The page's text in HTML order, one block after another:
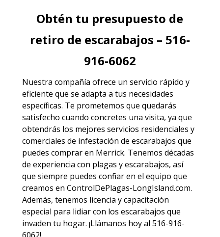
Obtén tu presupuesto de
retiro de escarabajos – 516-
916-6062
Nuestra compañía ofrece un servicio rápido y
eficiente que se adapta a tus necesidades
específicas. Te prometemos que quedarás
satisfecho cuando concretes una visita, ya que
obtendrás los mejores servicios residenciales y
comerciales de infestación de escarabajos que
puedes comprar en Merrick. Tenemos décadas
de experiencia con plagas y escarabajos, así
que siempre puedes confiar en el equipo que
creamos en ControlDePlagas-LongIsland.com.
Además, tenemos licencia y capacitación
especial para lidiar con los escarabajos que
invaden tu hogar. ¡Llámanos hoy al 516-916-